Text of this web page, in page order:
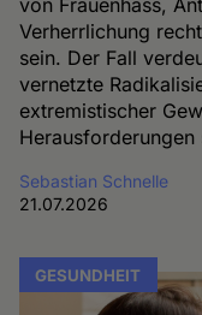
Verherrlichung
sein. Der Fall
vernetzte
extremistischer
Herausforderungen
Sebastian Schnelle
21.07.2026
GESUNDHEIT